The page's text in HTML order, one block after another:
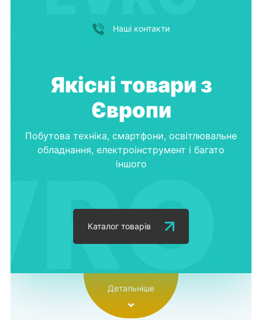
Наші контакти
Якісні товари з
Європи
Побутова техніка, смартфони, освітлювальне
обладнання, електроінструмент і багато
іншого
Каталог товарів
Детальніше